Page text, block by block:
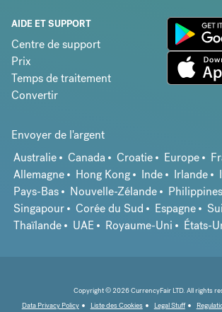
AIDE ET SUPPORT
Centre de support
Prix
Temps de traitement
Convertir
Envoyer de l'argent
Australie
Canada Croatie Europe
Allemagne
Hong Kong Inde Irlande
Pays-Bas
Nouvelle-Zélande Philippines
Singapour
Corée du Sud Espagne
Thaïlande
UAE Royaume-Uni États-
Copyright © 2026 CurrencyFair LTD. All rights
Data Privacy Policy
Liste des Cookies Legal Stuff